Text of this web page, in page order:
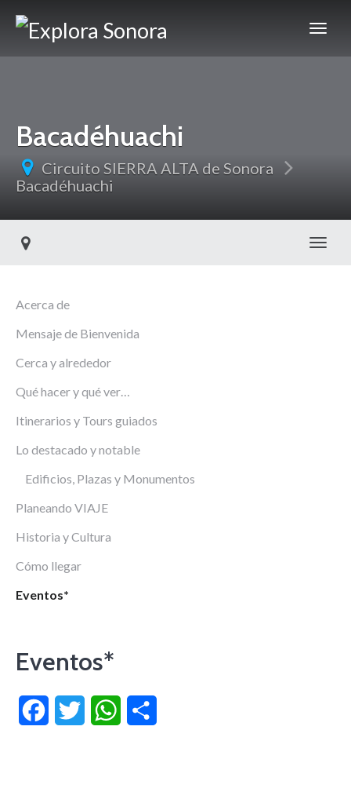
Bacadéhuachi
Circuito SIERRA ALTA de Sonora
Bacadéhuachi
Acerca de
Mensaje de Bienvenida
Cerca y alrededor
Qué hacer y qué ver…
Itinerarios y Tours guiados
Lo destacado y notable
Edificios, Plazas y Monumentos
Planeando VIAJE
Historia y Cultura
Cómo llegar
Eventos*
Eventos*
FacebookTwitter WhatsApp